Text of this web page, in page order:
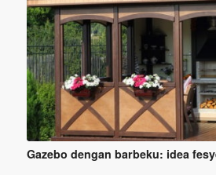
Gazebo dengan barbeku: idea